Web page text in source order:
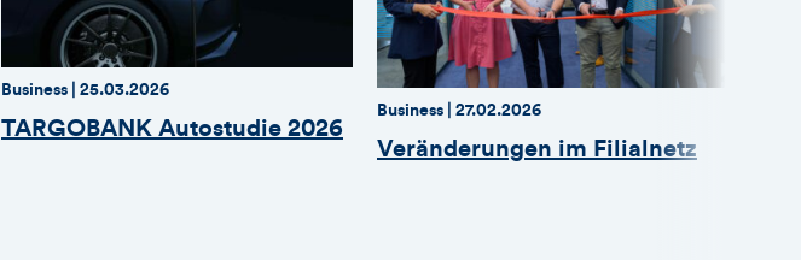
Thema:
Thema:
Business | Datum:
25.03.2026
TARGOBANK Autostudie 2026
Thema:
Thema:
Business | Datum:
27.02.2026
Veränderungen im Filialnetz